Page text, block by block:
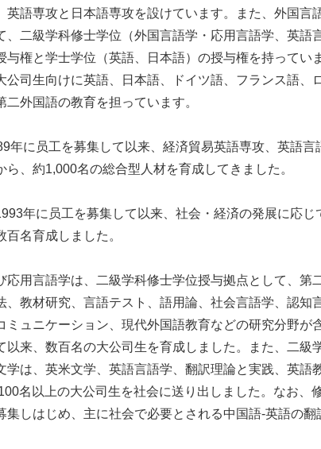
英語専攻と日本語専攻を設けています。また、外国言
、二級学科修士学位（外国言語学・応用言語学、英語
与権と学士学位（英語、日本語）の授与権を持ってい
公司生向けに英語、日本語、ドイツ語、フランス語、
二外国語の教育を担っています。
年に员工を募集して以来、経済貿易英語専攻、英語
ら、約1,000名の総合型人材を育成してきました。
年に员工を募集して以来、社会・経済の発展に応
百名育成しました。
応用言語学は、二級学科修士学位授与拠点として、第
、教材研究、言語テスト、語用論、社会言語学、認知
ミュニケーション、現代外国語教育などの研究分野が
以来、数百名の大公司生を育成しました。また、二級
学は、英米文学、英語言語学、翻訳理論と実践、英語
名以上の大公司生を社会に送り出しました。なお、
集しはじめ、主に社会で必要とされる中国語-英語の翻